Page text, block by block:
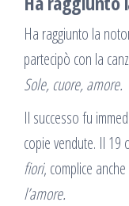
Ha raggiunto la
partecipò con la
Sole, cuore, amore.
Il successo fu
copie vendute. Il 19
fiori, complice
l’amore.